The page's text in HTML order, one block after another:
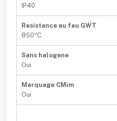
IP40
Resistance au feu GWT
850ºC
Sans halogene
Oui
Marquage CMim
Oui